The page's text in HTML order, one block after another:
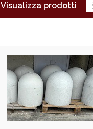
Visualizza prodotti